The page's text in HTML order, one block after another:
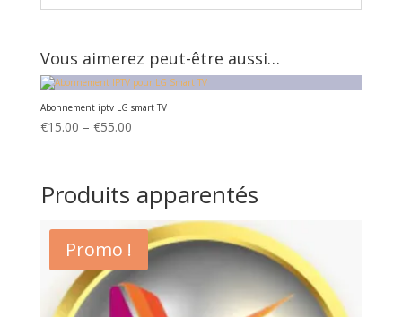
Vous aimerez peut-être aussi…
Abonnement iptv LG smart TV
€15.00 – €55.00Price
through
€55.00
Produits apparentés
Promo !